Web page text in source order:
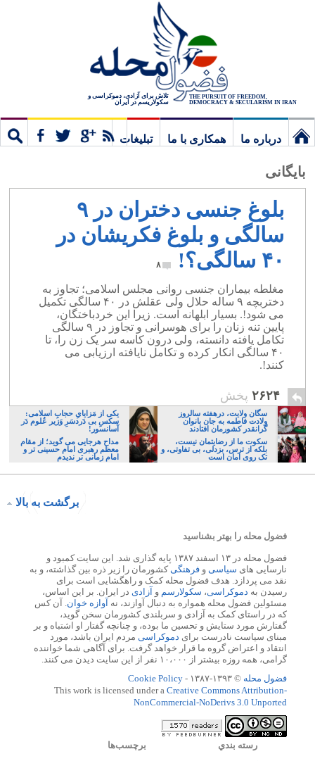
THE PURSUIT OF FREEDOM,
DEMOCRACY & SECULARISM IN IRAN
تلاش برای آزادی، دموکراسی و
سکولاریسم در ایران
درباره ما همکاری با ما
تبلیغات
بایگانی
بلوغ جنسی دختران در ۹
سالگی و بلوغ فکریشان در
۴۰ سالگی؟!
۸
مغلطه بیماران جنسی روانی مجلس اسلامی؛ تجاوز به
دختربچه ۹ ساله حلال ولی عقلش در ۴۰ سالگی تکمیل
می شود!. بسیار ابلهانه است. زیرا این خردباختگان،
پایین تنه زنان را برای هوسرانی و تجاوز در ۹ سالگی
تکامل یافته دانسته، ولی درون کاسه سر یک زن را، تا
۴۰ سالگی انکار کرده و تکامل نایافته ارزیابی می
کنند!.
۲۶۲۴ پخش
سگان ولایت، درهفته سالروز
ولادت فاطمه به جان بانوان
گرانقدر کشورمان افتادند
یکی از مَزایایِ حجابِ اسلامی:
سکسِ بی دَردسَرِ وَزیر عُلوم دَر
آسانسور!
سکوت ما از رضایتمان نیست،
بلکه از ترس، بزدلی، بی تفاوتی، و
تک روی امان است
مداح هرجایی می گوید؛ از مقام
معظم رهبری امام حسینی تر و
امام زمانی تر ندیدم
برگشت به بالا
فضول محله را بهتر بشناسید
فضول محله در ۱۳ اسفند ۱۳۸۷ پایه گذاری شد. این سایت کمبود و
نارسایی های سیاسی و فرهنگیکشورمان را زیر ذره بین گذاشته، و به
نقد می پردازد. هدف فضول محله کمک و راهگشایی است برای
رسیدن به دموکراسی، سکولارسم و آزادی در ایران. بر این اساس،
مسئولین فضول محله همواره به دنبال آوازند، نه آوازه خوان. آن کس
که در راستای کمک به آزادی و سربلندی کشورمان سخن گوید،
گفتارش مورد ستایش و تحسین ما بوده، و چنانچه گفتار او اشتباه و بر
مبنای سیاست نادرست برای دموکراسی مردم ایران باشد، مورد
انتقاد و اعتراض گروه ما قرار خواهد گرفت. برای آگاهی شما خواننده
گرامی، همه روزه بیشتر از ۱۰،۰۰۰ نفر از این سایت دیدن می کنند.
فضول محله © ۱۳۹۳-۱۳۸۷ -
Cookie Policy
This work is licensed under a Creative Commons Attribution-
NonCommercial-NoDerivs 3.0 Unported
رسته بندي برچسب‌ها